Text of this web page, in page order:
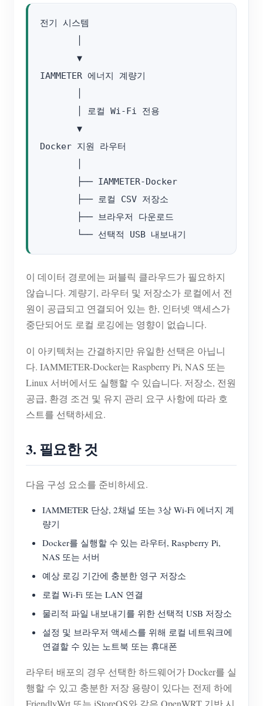
전기 시스템
       ▼
IAMMETER 에너지 계량기
       │ 로컬 Wi-Fi 전용
       ▼
Docker 지원 라우터
       ├── IAMMETER-Docker
       ├── 로컬 CSV 저장소
       ├── 브라우저 다운로드
이 데이터 경로에는 퍼블릭 클라우드가 필요하지
않습니다. 계량기, 라우터 및 저장소가 로컬에서 전
원이 공급되고 연결되어 있는 한, 인터넷 액세스가
중단되어도 로컬 로깅에는 영향이 없습니다.
이 아키텍처는 간결하지만 유일한 선택은 아닙니
다. IAMMETER-Docker는 Raspberry Pi, NAS 또는
Linux 서버에서도 실행할 수 있습니다. 저장소, 전원
공급, 환경 조건 및 유지 관리 요구 사항에 따라 호
스트를 선택하세요.
3. 필요한 것
다음 구성 요소를 준비하세요.
IAMMETER 단상, 2채널 또는 3상 Wi-Fi 에너지 계
량기
Docker를 실행할 수 있는 라우터, Raspberry Pi,
NAS 또는 서버
예상 로깅 기간에 충분한 영구 저장소
로컬 Wi-Fi 또는 LAN 연결
물리적 파일 내보내기를 위한 선택적 USB 저장소
설정 및 브라우저 액세스를 위해 로컬 네트워크에
연결할 수 있는 노트북 또는 휴대폰
라우터 배포의 경우 선택한 하드웨어가 Docker를 실
행할 수 있고 충분한 저장 용량이 있다는 전제 하에
FriendlyWrt 또는 iStoreOS와 같은 OpenWRT 기반 시